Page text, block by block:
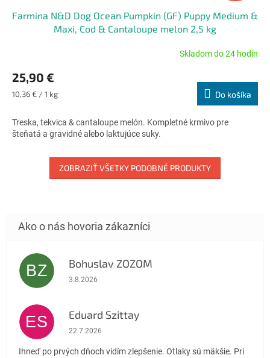
Farmina N&D Dog Ocean Pumpkin (GF) Puppy Medium &
Maxi, Cod & Cantaloupe melon 2,5 kg
produktu
je
5,0
5
hviezdičiek.
Skladom do 24 hodín
25,90 €
Jednotková
10,36 € / 1 kg Do košíka
Treska, tekvica & cantaloupe melón. Kompletné krmivo pre
šteňatá a gravidné alebo laktujúce suky.
ZOBRAZIŤ VŠETKY PODOBNÉ PRODUKTY
BZ Bohuslav ZOZOM
Hodnotenie obchodu je 5 z 5 hviezdičiek.
3.8.2026
ES Eduard Szittay
Hodnotenie obchodu je 5 z 5 hviezdičiek.
22.7.2026
Ihneď po prvých dňoch vidím zlepšenie. Otlaky sú mäkšie. Pri